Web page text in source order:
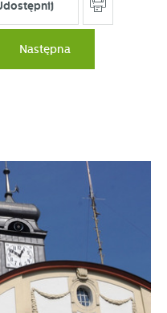
Następna
prezentowania Ci naszych
Twoich upodobań oraz
usług. Firmy te działają
nasze treści w